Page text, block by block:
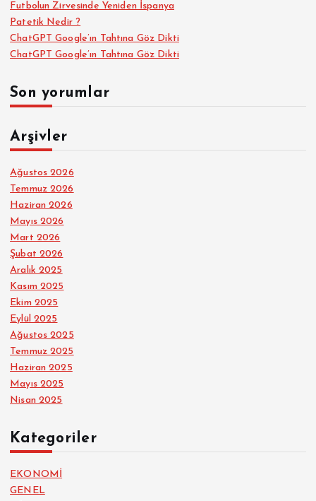
Futbolun Zirvesinde Yeniden İspanya
Patetik Nedir ?
ChatGPT Google’ın Tahtına Göz Dikti
ChatGPT Google’ın Tahtına Göz Dikti
Son yorumlar
Arşivler
Ağustos 2026
Temmuz 2026
Haziran 2026
Mayıs 2026
Mart 2026
Şubat 2026
Aralık 2025
Kasım 2025
Ekim 2025
Eylül 2025
Ağustos 2025
Temmuz 2025
Haziran 2025
Mayıs 2025
Nisan 2025
Kategoriler
EKONOMİ
GENEL